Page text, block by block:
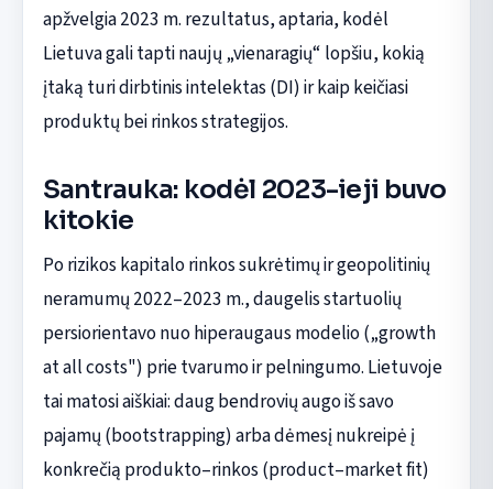
apžvelgia 2023 m. rezultatus, aptaria, kodėl
Lietuva gali tapti naujų „vienaragių“ lopšiu, kokią
įtaką turi dirbtinis intelektas (DI) ir kaip keičiasi
produktų bei rinkos strategijos.
Santrauka: kodėl 2023-ieji buvo
kitokie
Po rizikos kapitalo rinkos sukrėtimų ir geopolitinių
neramumų 2022–2023 m., daugelis startuolių
persiorientavo nuo hiperaugaus modelio („growth
at all costs") prie tvarumo ir pelningumo. Lietuvoje
tai matosi aiškiai: daug bendrovių augo iš savo
pajamų (bootstrapping) arba dėmesį nukreipė į
konkrečią produkto–rinkos (product–market fit)